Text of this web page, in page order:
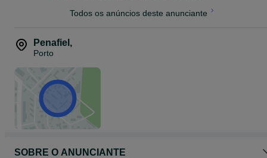
(Portugal Continental)Todos os anúncios deste anunciante
Penafiel ,
Porto
SOBRE O ANUNCIANTE